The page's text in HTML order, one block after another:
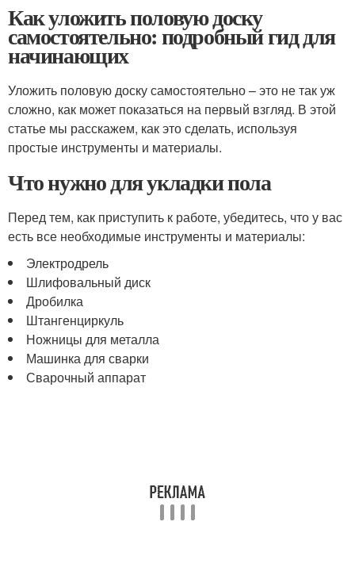
Как уложить половую доску
самостоятельно: подробный гид для
начинающих
Уложить половую доску самостоятельно – это не так уж
сложно, как может показаться на первый взгляд. В этой
статье мы расскажем, как это сделать, используя
простые инструменты и материалы.
Что нужно для укладки пола
Перед тем, как приступить к работе, убедитесь, что у вас
есть все необходимые инструменты и материалы:
Электродрель
Шлифовальный диск
Дробилка
Штангенциркуль
Ножницы для металла
Машинка для сварки
Сварочный аппарат